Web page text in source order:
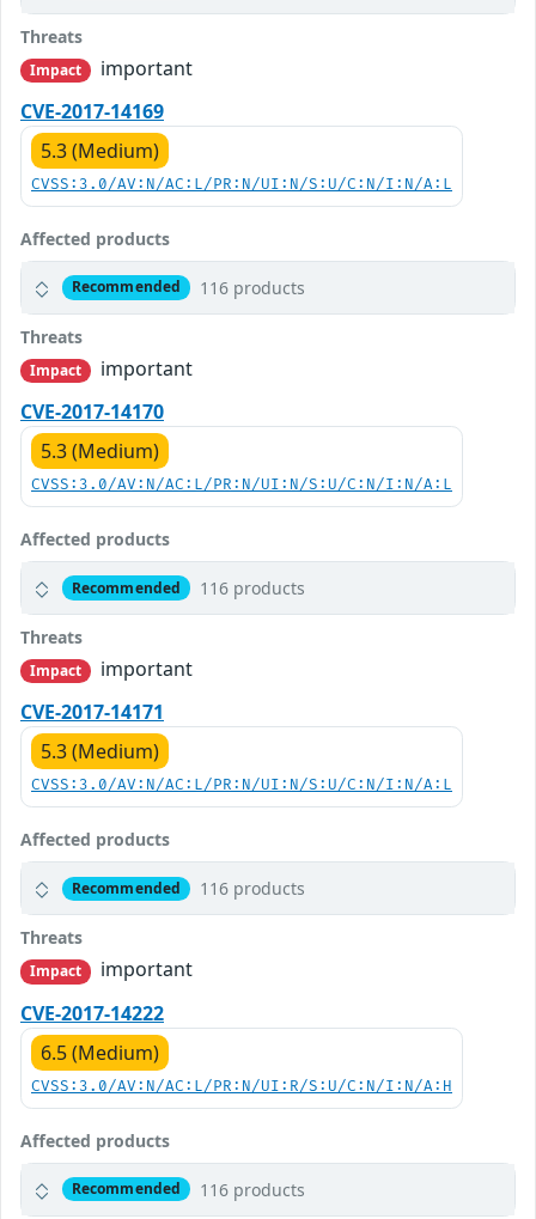
Threats
Impact
important
CVE-2017-14169
5.3 (Medium)
CVSS:3.0/AV:N/AC:L/PR:N/UI:N/S:U/C:N/I:N/A:L
Affected products
Recommended 116 products
Threats
Impact
important
CVE-2017-14170
5.3 (Medium)
CVSS:3.0/AV:N/AC:L/PR:N/UI:N/S:U/C:N/I:N/A:L
Affected products
Recommended 116 products
Threats
Impact
important
CVE-2017-14171
5.3 (Medium)
CVSS:3.0/AV:N/AC:L/PR:N/UI:N/S:U/C:N/I:N/A:L
Affected products
Recommended 116 products
Threats
Impact
important
CVE-2017-14222
6.5 (Medium)
CVSS:3.0/AV:N/AC:L/PR:N/UI:R/S:U/C:N/I:N/A:H
Affected products
Recommended 116 products